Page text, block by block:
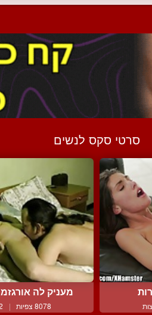
סרטי סקס לנשים
מעניק לה
8078 צפיות |
2